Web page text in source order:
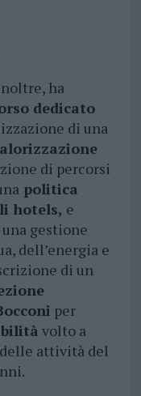
ha
dedicato
di una
di percorsi
politica
hotels, e
gestione
dell’energia e
di un
per
volto a
attività del